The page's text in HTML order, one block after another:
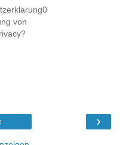
von
›